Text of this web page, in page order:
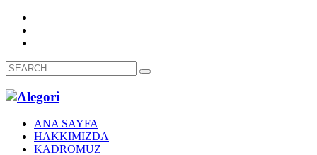
ANA SAYFA
HAKKIMIZDA
KADROMUZ